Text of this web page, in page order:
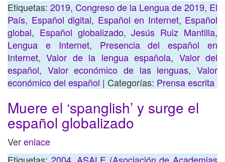
Etiquetas: 2019, Congreso de la Lengua de 2019, El
País, Español digital, Español en Internet, Español
global, Español globalizado,Jesús Ruiz Mantilla,
Lengua e Internet, Presencia del español en
Internet,Valor de la lengua española, Valor del
español, Valor económico de las lenguas,Valor
económico del español | Categorías: Prensa escrita
Muere el ‘spanglish’ y surge el
español globalizado
Verenlace